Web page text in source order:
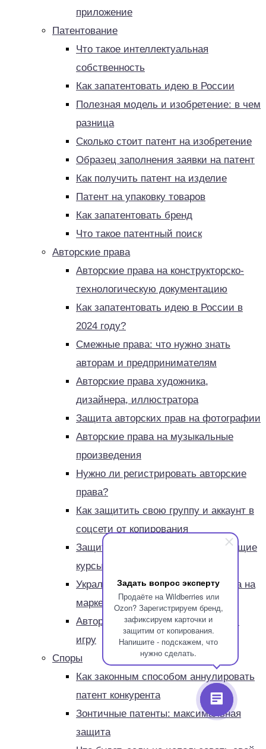
Задать вопрос эксперту
Продаёте на Wildberries или
Ozon? Зарегистрируем бренд,
зафиксируем карточки и
защитим от копирования.
Напишите - подскажем, что
нужно сделать.
приложение
Патентование
Что такое интеллектуальная
собственность
Как запатентовать идею в России
Полезная модель и изобретение: в чем
разница
Сколько стоит патент на изобретение
Образец заполнения заявки на патент
Как получить патент на изделие
Патент на упаковку товаров
Как запатентовать бренд
Что такое патентный поиск
Авторские права
Авторские права на конструкторско-
технологическую документацию
Как запатентовать идею в России в
2024 году?
Смежные права: что нужно знать
авторам и предпринимателям
Авторские права художника,
дизайнера, иллюстратора
Защита авторских прав на фотографии
Авторские права на музыкальные
произведения
Нужно ли регистрировать авторские
права?
Как защитить свою группу и аккаунт в
соцсети от копирования
Защита прав на авторские обучающие
курсы
Украли карточку и описание товара на
маркетплейсе
Авторские права на компьютерную
игру
Споры
Как законным способом аннулировать
патент конкурента
Зонтичные патенты: максимальная
защита